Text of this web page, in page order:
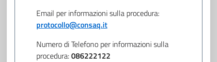
Email per informazioni sulla procedura:
protocollo@consaq.it
Numero di Telefono per informazioni sulla
procedura:086222122